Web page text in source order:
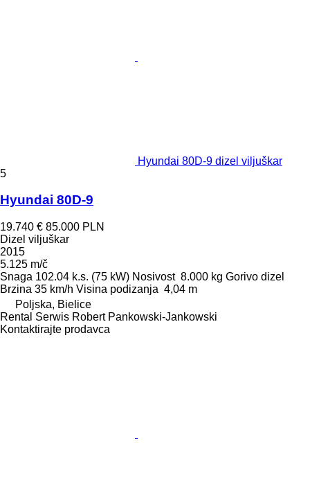
Hyundai 80D-9 dizel viljuškar
5
Hyundai 80D-9
19.740 € 85.000 PLN
Dizel viljuškar
2015
5.125 m/č
Snaga 102.04 k.s. (75 kW) Nosivost 8.000 kg Gorivo dizel
Brzina 35 km/h Visina podizanja 4,04 m
Poljska, Bielice
Rental Serwis Robert Pankowski-Jankowski
Kontaktirajte prodavca